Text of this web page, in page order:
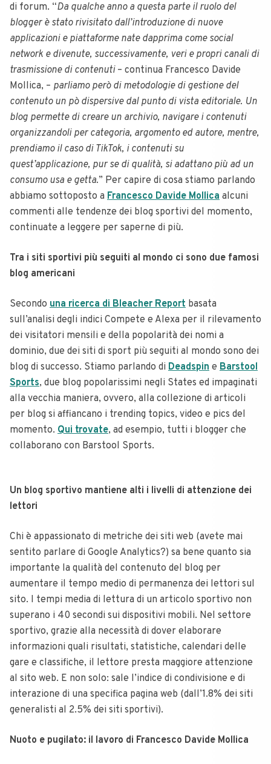
di forum. “Da qualche anno a questa parte il ruolo del
blogger è stato rivisitato dall’introduzione di nuove
applicazioni e piattaforme nate dapprima come social
network e divenute, successivamente, veri e propri canali di
trasmissione di contenuti – continua Francesco Davide
Mollica, – parliamo però di metodologie di gestione del
contenuto un pò dispersive dal punto di vista editoriale. Un
blog permette di creare un archivio, navigare i contenuti
organizzandoli per categoria, argomento ed autore, mentre,
prendiamo il caso di TikTok, i contenuti su
quest’applicazione, pur se di qualità, si adattano più ad un
consumo usa e getta.” Per capire di cosa stiamo parlando
abbiamo sottoposto a Francesco Davide Mollica alcuni
commenti alle tendenze dei blog sportivi del momento,
continuate a leggere per saperne di più.
Tra i siti sportivi più seguiti al mondo ci sono due famosi
blog americani
Secondo una ricerca di Bleacher Report basata
sull’analisi degli indici Compete e Alexa per il rilevamento
dei visitatori mensili e della popolarità dei nomi a
dominio, due dei siti di sport più seguiti al mondo sono dei
blog di successo. Stiamo parlando di Deadspin e Barstool
Sports, due blog popolarissimi negli States ed impaginati
alla vecchia maniera, ovvero, alla collezione di articoli
per blog si affiancano i trending topics, video e pics del
momento. Qui trovate, ad esempio, tutti i blogger che
collaborano con Barstool Sports.
Un blog sportivo mantiene alti i livelli di attenzione dei
lettori
Chi è appassionato di metriche dei siti web (avete mai
sentito parlare di Google Analytics?) sa bene quanto sia
importante la qualità del contenuto del blog per
aumentare il tempo medio di permanenza dei lettori sul
sito. I tempi media di lettura di un articolo sportivo non
superano i 40 secondi sui dispositivi mobili. Nel settore
sportivo, grazie alla necessità di dover elaborare
informazioni quali risultati, statistiche, calendari delle
gare e classifiche, il lettore presta maggiore attenzione
al sito web. E non solo: sale l’indice di condivisione e di
interazione di una specifica pagina web (dall’1.8% dei siti
generalisti al 2.5% dei siti sportivi).
Nuoto e pugilato: il lavoro di Francesco Davide Mollica